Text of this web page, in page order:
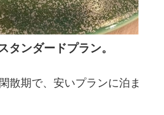
タンダードプラン。
散期で、安いプランに泊ま